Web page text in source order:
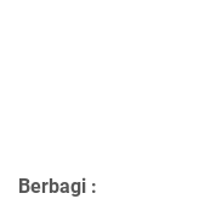
Berbagi :